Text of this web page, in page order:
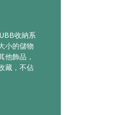
收納系
小的儲物
他飾品，
藏，不佔